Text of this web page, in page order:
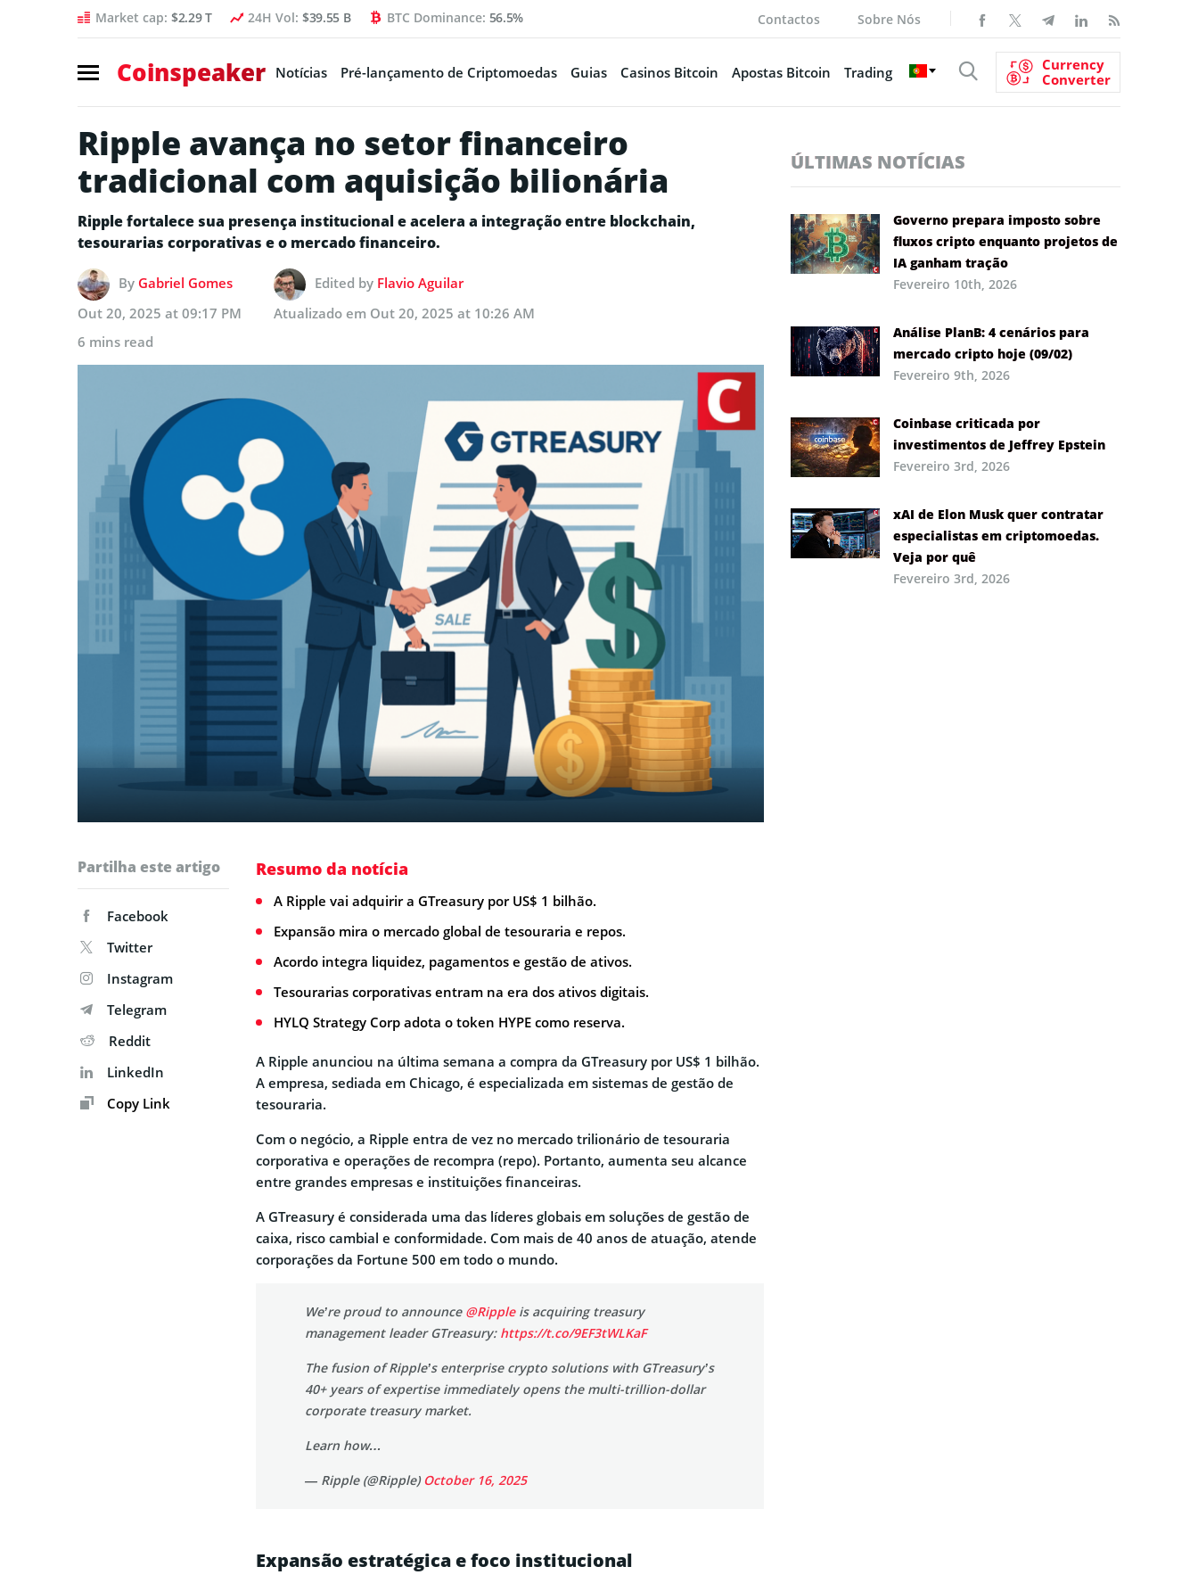
Market cap: $2.29 T 24H Vol: $39.55 B BTC Dominance: 56.5% Contactos Sobre Nós
Coinspeaker Notícias Pré-lançamento de Criptomoedas Guias Casinos Bitcoin Apostas Bitcoin Trading
Currency
Converter
Ripple avança no setor financeiro
tradicional com aquisição bilionária
Ripple fortalece sua presença institucional e acelera a integração entre blockchain,
tesourarias corporativas e o mercado financeiro.
By Gabriel Gomes Edited by Flavio Aguilar
Out 20, 2025 at 09:17 PM
Atualizado em Out 20, 2025 at 10:26 AM
6 mins read
Partilha este artigo
Facebook
Twitter
Instagram
Telegram
Reddit
LinkedIn
Copy Link
Resumo da notícia
A Ripple vai adquirir a GTreasury por US$ 1 bilhão.
Expansão mira o mercado global de tesouraria e repos.
Acordo integra liquidez, pagamentos e gestão de ativos.
Tesourarias corporativas entram na era dos ativos digitais.
HYLQ Strategy Corp adota o token HYPE como reserva.
A Ripple anunciou na última semana a compra da GTreasury por US$ 1 bilhão.
A empresa, sediada em Chicago, é especializada em sistemas de gestão de
tesouraria.
Com o negócio, a Ripple entra de vez no mercado trilionário de tesouraria
corporativa e operações de recompra (repo). Portanto, aumenta seu alcance
entre grandes empresas e instituições financeiras.
A GTreasury é considerada uma das líderes globais em soluções de gestão de
caixa, risco cambial e conformidade. Com mais de 40 anos de atuação, atende
corporações da Fortune 500 em todo o mundo.
We’re proud to announce @Rippleis acquiring treasury
management leader GTreasury: https://t.co/9EF3tWLKaF
The fusion of Ripple’s enterprise crypto solutions with GTreasury’s
40+ years of expertise immediately opens the multi-trillion-dollar
corporate treasury market.
Learn how…
— Ripple (@Ripple)October 16, 2025
Expansão estratégica e foco institucional
ÚLTIMAS NOTÍCIAS
Governo prepara imposto sobre
fluxos cripto enquanto projetos de
IA ganham tração
Fevereiro 10th, 2026
Análise PlanB: 4 cenários para
mercado cripto hoje (09/02)
Fevereiro 9th, 2026
Coinbase criticada por
investimentos de Jeffrey Epstein
Fevereiro 3rd, 2026
xAI de Elon Musk quer contratar
especialistas em criptomoedas.
Veja por quê
Fevereiro 3rd, 2026